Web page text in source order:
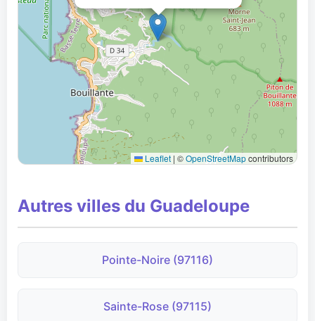
Leaflet | ©OpenStreetMapcontributors
Autres villes du Guadeloupe
Pointe-Noire (97116)
Sainte-Rose (97115)